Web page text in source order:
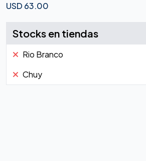
USD 63.00
Stocks en tiendas
Rio Branco
Chuy